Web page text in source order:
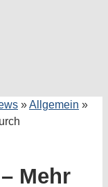
»Allgemein »
Mehr